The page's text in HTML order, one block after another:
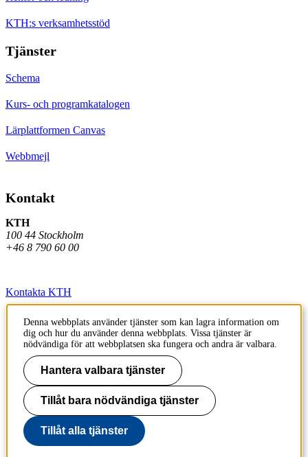
KTH:s verksamhetsstöd
Tjänster
Schema
Kurs- och programkatalogen
Lärplattformen Canvas
Webbmejl
Kontakt
KTH
100 44 Stockholm
+46 8 790 60 00
Kontakta KTH
Jobba på KTH
Press och media
Faktura och betalning KTH
Om KTH:s webbplatser
Tillgänglighetsredogörelse
Denna webbplats använder tjänster som kan lagra information om
dig och hur du använder denna webbplats. Vissa tjänster är
nödvändiga för att webbplatsen ska fungera och andra är valbara.
Hantera valbara tjänster
Tillåt bara nödvändiga tjänster
Tillåt alla tjänster